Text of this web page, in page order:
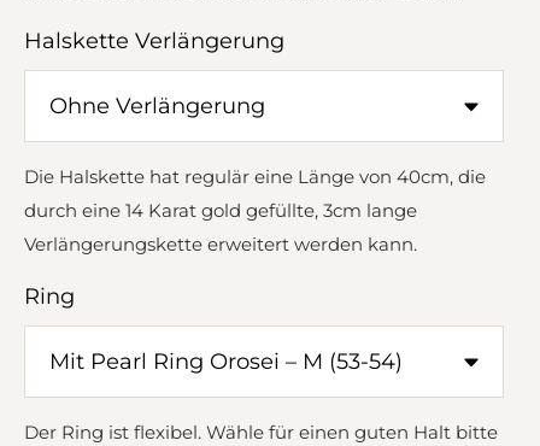
Halskette Verlängerung
Die Halskette hat regulär eine Länge von 40cm, die
durch eine 14 Karat gold gefüllte, 3cm lange
Verlängerungskette erweitert werden kann.
Ring
Der Ring ist flexibel. Wähle für einen guten Halt bitte